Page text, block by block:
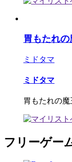
胃もたれの
ミドタマ
ミドタマ
胃もたれの魔
フリーゲー